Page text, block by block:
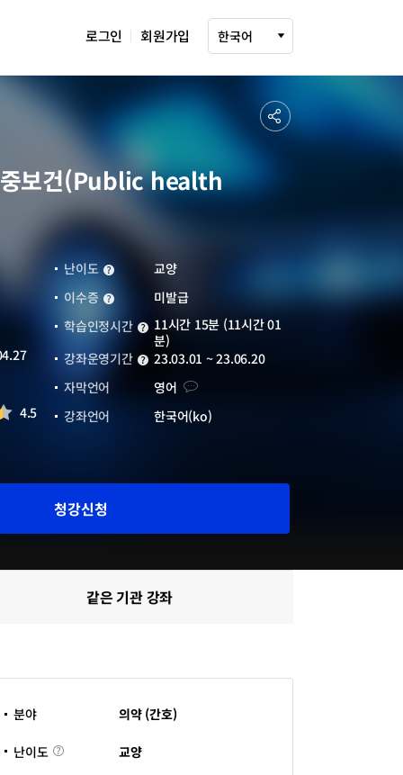
로그인 회원가입 다국어 설정 선택
한국어
공
기
중보건(Public health
4.5
난이도 난이도
교양
이수증 이수증
미발급
학습인정시간 학습인정시간
11시간 15분 (11시간 01
분)
강좌운영기간 강좌운영기간
23.03.01 ~ 23.06.20
자막언어
영어 자막언어
강좌언어
한국어(ko)
청강신청
같은 기관 강좌
분야 의약 (간호)
난이도 난
이
교양